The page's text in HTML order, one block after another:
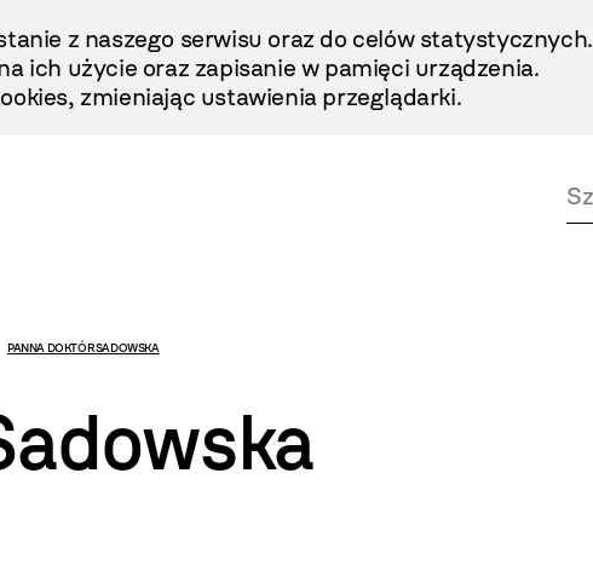
z naszego serwisu oraz do celów statystycznych.
ich użycie oraz zapisanie w pamięci urządzenia.
zmieniając ustawienia przeglądarki.
PANNA DOKTÓR SADOWSKA